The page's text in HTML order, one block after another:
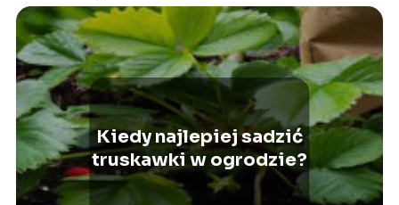
Kiedy najlepiej sadzić
truskawki w ogrodzie?